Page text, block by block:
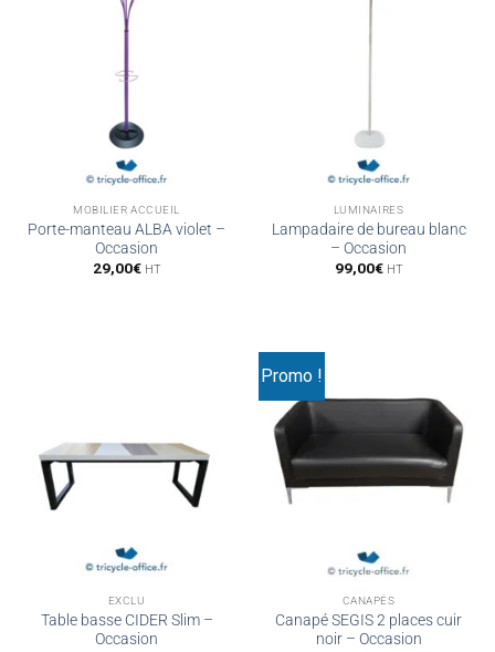
MOBILIER ACCUEIL
Porte-manteau ALBA violet –
Occasion
29,00€ HT
LUMINAIRES
Lampadaire de bureau blanc
– Occasion
99,00€ HT
EXCLU
Table basse CIDER Slim –
Occasion
Promo !
CANAPÉS
Canapé SEGIS 2 places cuir
noir – Occasion